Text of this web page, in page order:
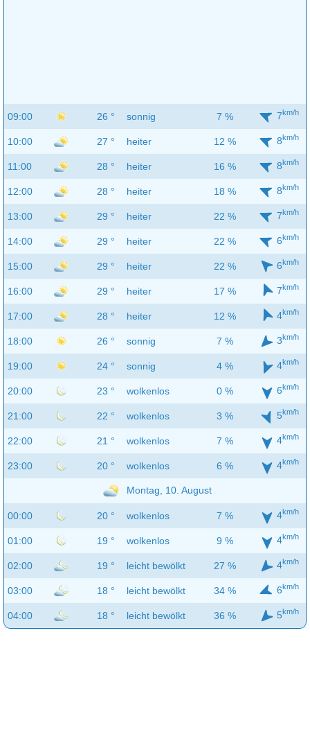
09:00 26 ° sonnig 7 % 7km/h
10:00 27 ° heiter 12 % 8km/h
11:00 28 ° heiter 16 % 8km/h
12:00 28 ° heiter 18 % 8km/h
13:00 29 ° heiter 22 % 7km/h
14:00 29 ° heiter 22 % 6km/h
15:00 29 ° heiter 22 % 6km/h
16:00 29 ° heiter 17 % 7km/h
17:00 28 ° heiter 12 % 4km/h
18:00 26 ° sonnig 7 % 3km/h
19:00 24 ° sonnig 4 % 4km/h
20:00 23 ° wolkenlos 0 % 6km/h
21:00 22 ° wolkenlos 3 % 5km/h
22:00 21 ° wolkenlos 7 % 4km/h
23:00 20 ° wolkenlos 6 % 4km/h
Montag, 10. August
00:00 20 ° wolkenlos 7 % 4km/h
01:00 19 ° wolkenlos 9 % 4km/h
02:00 19 ° leicht bewölkt 27 % 4km/h
03:00 18 ° leicht bewölkt 34 % 6km/h
04:00 18 ° leicht bewölkt 36 % 5km/h